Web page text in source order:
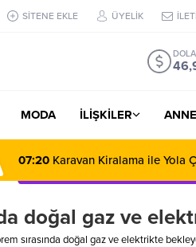
SİTENE EKLE ÜYELİK
MODA İLİŞKİLER
07:20 Karavan Kiralama ile Yola
doğal gaz ve
sırasında doğal gaz ve elektrikte